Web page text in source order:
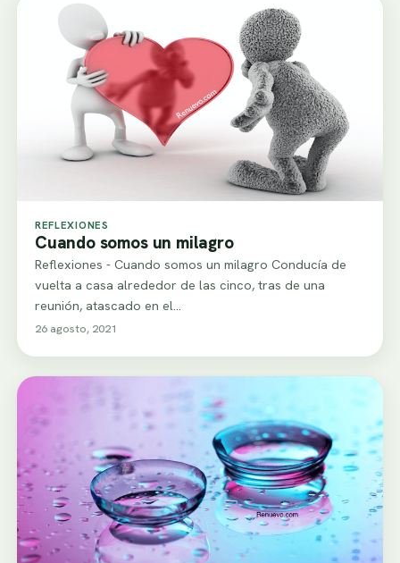
REFLEXIONES
Cuando somos un milagro
Reflexiones - Cuando somos un milagro Conducía de
vuelta a casa alrededor de las cinco, tras de una
reunión, atascado en el…
26 agosto, 2021